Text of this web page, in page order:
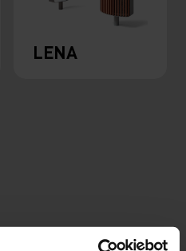
LENA